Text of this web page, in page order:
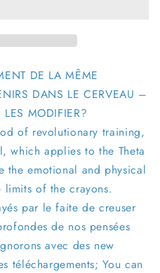
DE LA MÊME
DANS LE CERVEAU –
MODIFIER?
of revolutionary training,
which applies to the Theta
the emotional and physical
limits of the crayons.
par le faite de creuser
de nos pensées
avec des new
téléchargements; You can